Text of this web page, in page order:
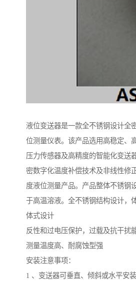
液位变送器是一款全不锈钢设计全
位测量仪表。该产品选用高稳定、
压力传感器及高精度的智能化变送
密数字化温度补偿技术及非线性修
度液位测量产品。产品整体不锈钢
于高温溶液。全不锈钢结构设计，
体式设计
反性和过电压保护，过载及抗干扰
测量温度高、耐腐蚀型强
安装注意事项：
1 、变送器可垂直、倾斜或水平安